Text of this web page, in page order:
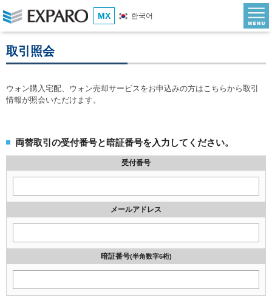
MX 한국어
取引照会
ウォン購入宅配、ウォン売却サービスをお申込みの方はこちらから取引
情報が照会いただけます。
両替取引の受付番号と暗証番号を入力してください。
受付番号
メールアドレス
暗証番号(半角数字6桁)